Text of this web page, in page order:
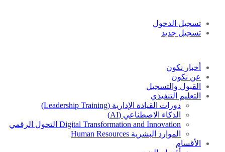
تسجيل الدخول
تسجيل جديد
أخبار نكون
عن نكون
القبول والتسجيل
التعليم التنفيذي
دورات القيادة الإدارية (Leadership Training)
الذكاء الاصطناعي (AI)
Digital Transformation and Innovation التحول الرقمي
الموارد البشرية Human Resources
الأقسام